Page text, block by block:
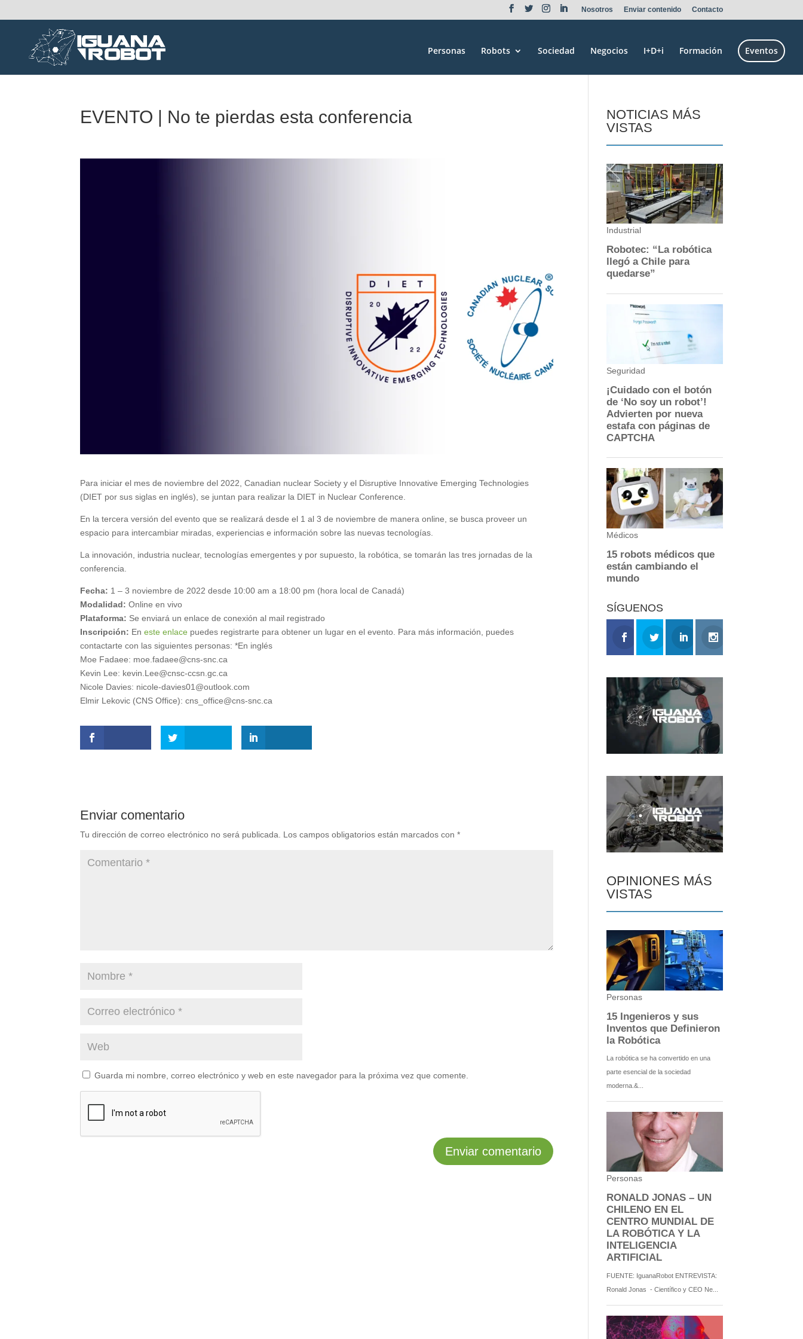
Nosotros Enviar contenido Contacto
Personas Robots Sociedad Negocios I+D+i Formación Eventos
EVENTO | No te pierdas esta conferencia
Para iniciar el mes de noviembre del 2022, Canadian nuclear Society y el Disruptive Innovative Emerging Technologies
(DIET por sus siglas en inglés), se juntan para realizar la DIET in Nuclear Conference.
En la tercera versión del evento que se realizará desde el 1 al 3 de noviembre de manera online, se busca proveer un
espacio para intercambiar miradas, experiencias e información sobre las nuevas tecnologías.
La innovación, industria nuclear, tecnologías emergentes y por supuesto, la robótica, se tomarán las tres jornadas de la
conferencia.
Fecha: 1 – 3 noviembre de 2022 desde 10:00 am a 18:00 pm (hora local de Canadá)
Modalidad: Online en vivo
Plataforma: Se enviará un enlace de conexión al mail registrado
Inscripción: Eneste enlace puedes registrarte para obtener un lugar en el evento. Para más información, puedes
contactarte con las siguientes personas: *En inglés
Moe Fadaee: moe.fadaee@cns-snc.ca
Kevin Lee: kevin.Lee@cnsc-ccsn.gc.ca
Nicole Davies: nicole-davies01@outlook.com
Elmir Lekovic (CNS Office): cns_office@cns-snc.ca
Enviar comentario
Tu dirección de correo electrónico no será publicada. Los campos obligatorios están marcados con*
Guarda mi nombre, correo electrónico y web en este navegador para la próxima vez que comente.
NOTICIAS MÁS
VISTAS
SÍGUENOS
OPINIONES MÁS
VISTAS